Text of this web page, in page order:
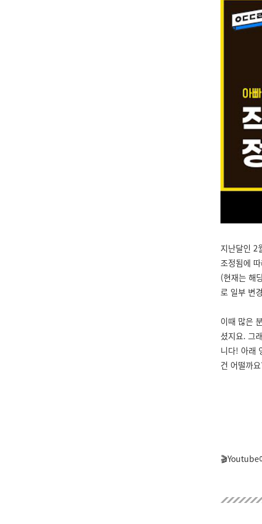
지난달인 2
조정됨에
(현재는 해
로 일부 변
이때 많은
셨지요. 그
니다! 아래
건 어떨까